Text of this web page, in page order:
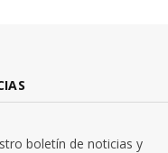
boletín de noticias y